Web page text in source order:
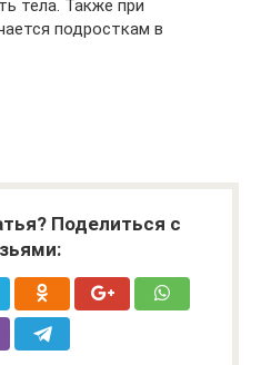
тела. Также при
подросткам в
Поделиться с